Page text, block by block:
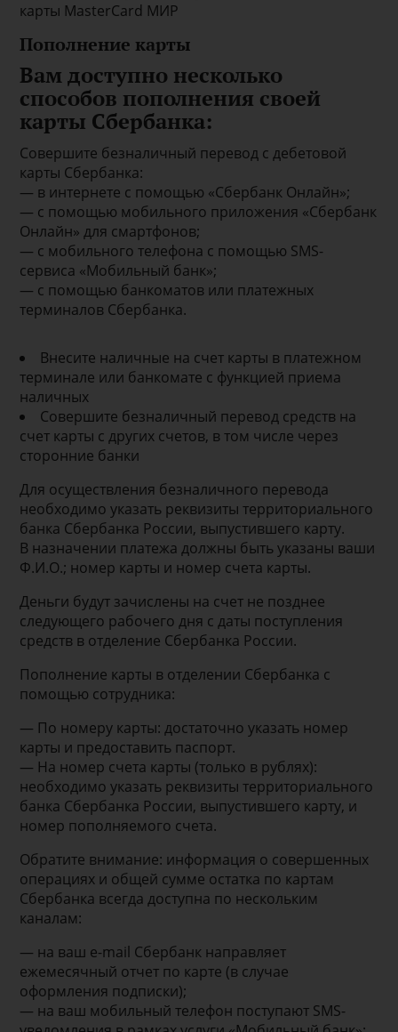
карты MasterCard МИР
Пополнение карты
Вам доступно несколько
способов пополнения своей
карты Сбербанка:
Совершите безналичный перевод с дебетовой
карты Сбербанка:
— в интернете с помощью «Сбербанк Онлайн»;
— с помощью мобильного приложения «Сбербанк
Онлайн» для смартфонов;
— с мобильного телефона с помощью SMS-
сервиса «Мобильный банк»;
— с помощью банкоматов или платежных
терминалов Сбербанка.
Внесите наличные на счет карты в платежном
терминале или банкомате с функцией приема
наличных
Совершите безналичный перевод средств на
счет карты с других счетов, в том числе через
сторонние банки
Для осуществления безналичного перевода
необходимо указать реквизиты территориального
банка Сбербанка России, выпустившего карту.
В назначении платежа должны быть указаны ваши
Ф.И.О.; номер карты и номер счета карты.
Деньги будут зачислены на счет не позднее
следующего рабочего дня с даты поступления
средств в отделение Сбербанка России.
Пополнение карты в отделении Сбербанка с
помощью сотрудника:
— По номеру карты: достаточно указать номер
карты и предоставить паспорт.
— На номер счета карты (только в рублях):
необходимо указать реквизиты территориального
банка Сбербанка России, выпустившего карту, и
номер пополняемого счета.
Обратите внимание: информация о совершенных
операциях и общей сумме остатка по картам
Сбербанка всегда доступна по нескольким
каналам:
— на ваш e-mail Сбербанк направляет
ежемесячный отчет по карте (в случае
оформления подписки);
— на ваш мобильный телефон поступают SMS-